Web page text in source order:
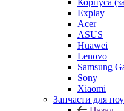
Корпуса
Explay
Acer
ASUS
Huawei
Lenovo
Samsung
Sony
Xiaomi
Запчасти для